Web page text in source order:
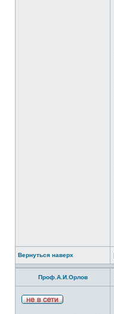
Вернуться наверх
Проф.А.И.Орлов